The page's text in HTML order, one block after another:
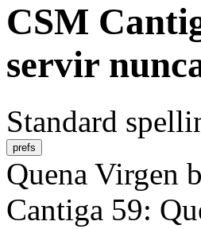
CSM
servir
Standard
prefs
Quena Virgen
Cantiga 59: